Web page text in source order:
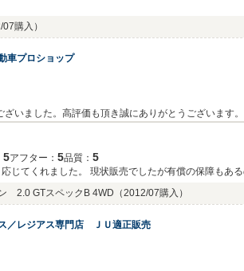
07購入）
車プロショップ
いました。高評価も頂き誠にありがとうございます
5アフター： 5品質： 5
じてくれました。 現状販売でしたが有償の保障もあ
入手して不動部品の手直しができたので結果、安く購
2.0 GTスペックB 4WD （2012/07購入）
／レジアス専門店 ＪＵ適正販売